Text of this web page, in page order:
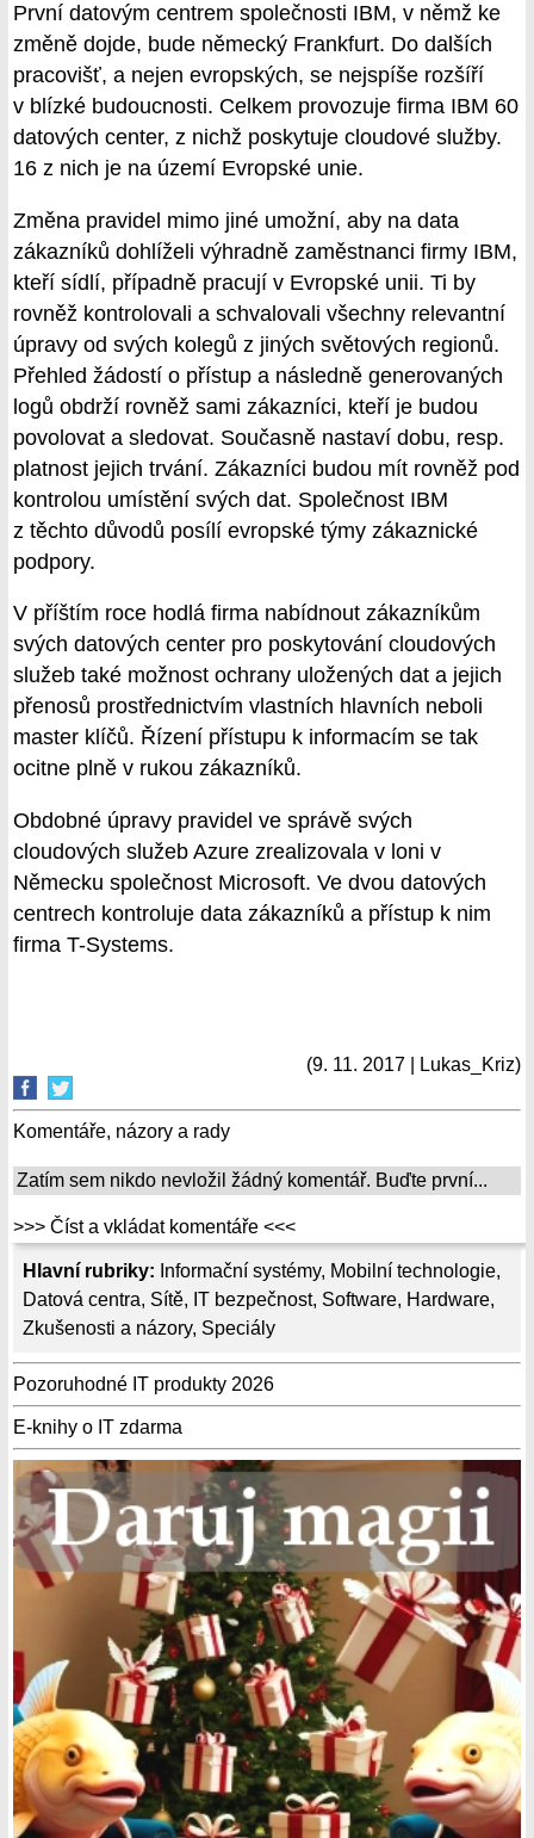
Hlavní rubriky: Informační systémy, Mobilní technologie,
Datová centra, Sítě, IT bezpečnost, Software, Hardware,
Zkušenosti a názory, Speciály
Pozoruhodné IT produkty 2026
E-knihy o IT zdarma
První datovým centrem společnosti IBM, v němž ke
změně dojde, bude německý Frankfurt. Do dalších
pracovišť, a nejen evropských, se nejspíše rozšíří
v blízké budoucnosti. Celkem provozuje firma IBM 60
datových center, z nichž poskytuje cloudové služby.
16 z nich je na území Evropské unie.
Změna pravidel mimo jiné umožní, aby na data
zákazníků dohlíželi výhradně zaměstnanci firmy IBM,
kteří sídlí, případně pracují v Evropské unii. Ti by
rovněž kontrolovali a schvalovali všechny relevantní
úpravy od svých kolegů z jiných světových regionů.
Přehled žádostí o přístup a následně generovaných
logů obdrží rovněž sami zákazníci, kteří je budou
povolovat a sledovat. Současně nastaví dobu, resp.
platnost jejich trvání. Zákazníci budou mít rovněž pod
kontrolou umístění svých dat. Společnost IBM
z těchto důvodů posílí evropské týmy zákaznické
podpory.
V příštím roce hodlá firma nabídnout zákazníkům
svých datových center pro poskytování cloudových
služeb také možnost ochrany uložených dat a jejich
přenosů prostřednictvím vlastních hlavních neboli
master klíčů. Řízení přístupu k informacím se tak
ocitne plně v rukou zákazníků.
Obdobné úpravy pravidel ve správě svých
cloudových služeb Azure zrealizovala v loni v
Německu společnost Microsoft. Ve dvou datových
centrech kontroluje data zákazníků a přístup k nim
firma T-Systems.
(9. 11. 2017 | Lukas_Kriz)
Komentáře, názory a rady
Zatím sem nikdo nevložil žádný komentář. Buďte první...
>>> Číst a vkládat komentáře <<<